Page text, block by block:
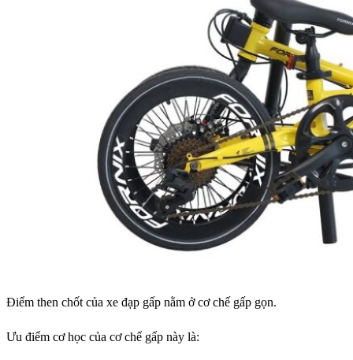
Điểm then chốt của xe đạp gấp nằm ở cơ chế gấp gọn.
Ưu điểm cơ học của cơ chế gấp này là: